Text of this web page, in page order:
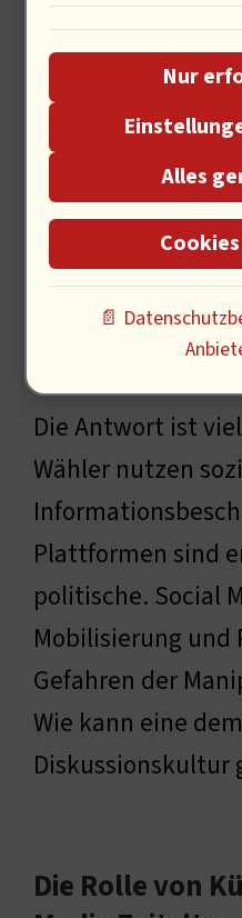
Politische
Social Media
Eine bedeutende
beeinflusst Social
Die Antwort ist
Wähler nutzen
Plattformen sind
politische. Social
Mobilisierung und
Gefahren der
Wie kann eine
Diskussionskultur
Die Rolle von
Nur
Alles
📄